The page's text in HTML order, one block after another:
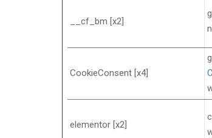
__cf_bm [x2]
CookieConsent [x4]
elementor [x2]